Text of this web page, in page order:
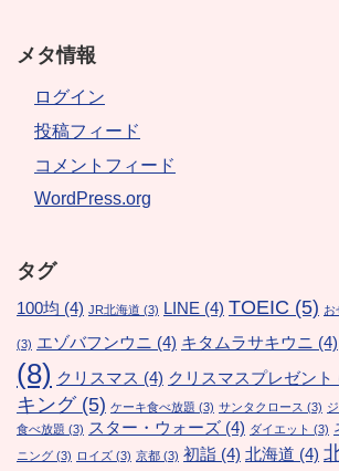
メタ情報
ログイン
投稿フィード
コメントフィード
WordPress.org
タグ
100均 (4) JR北海道 (3) LINE (4) TOEIC (5) お
(3) エゾバフンウニ (4) キタムラサキウニ (4)
(8) クリスマス (4) クリスマスプレゼント
キング(5) ケーキ食べ放題 (3) サンタクロース (3)
食べ放題 (3) スター・ウォーズ (4) ダイエット (3)
ニング (3) ロイズ (3) 京都 (3) 初詣 (4) 北海道 (4)